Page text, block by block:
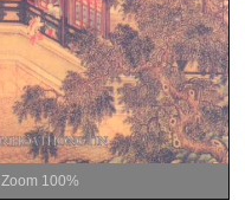
Zoom 100%